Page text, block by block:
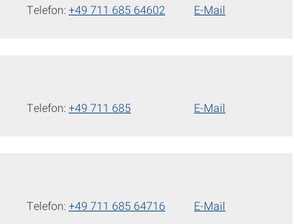
Telefon:+49 711 685 64602 E-Mail
Telefon:+49 711 685 E-Mail
Telefon:+49 711 685 64716 E-Mail